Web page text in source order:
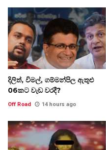
දිලිත්, විමල්, ගම්මන්පිල ඇතුළු
06කට වැඩ වරදී?
Off Road 14 hours ago